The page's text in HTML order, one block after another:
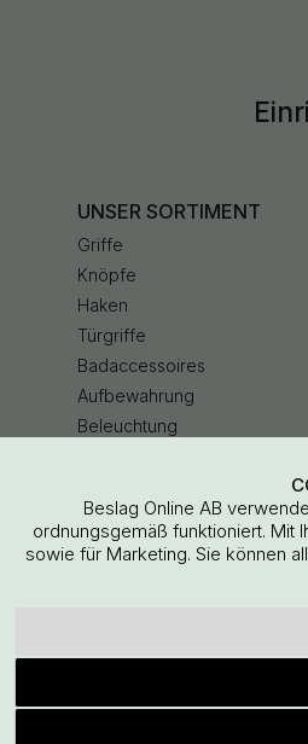
UNSER SORTIMENT
Griffe
Knöpfe
Haken
Türgriffe
Badaccessoires
Aufbewahrung
Beleuchtung
Beslag
©
Beslag Online AB
ordnungsgemäß funktioniert. Mit
sowie für Marketing. Sie können